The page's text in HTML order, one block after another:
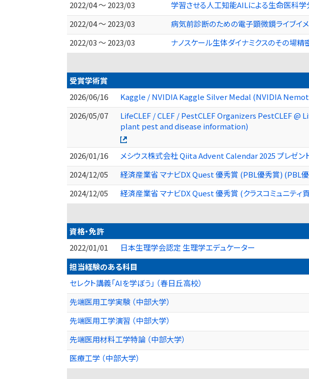
2022/04 ～ 2023/03
学習させる人工知能AILによる生命医科
2022/04 ～ 2023/03
病気前診断のための電子顕微鏡ライブイ
2022/03 ～ 2023/03
ナノスケール生体ダイナミクスのその場
受賞学術賞
2026/06/16
Kaggle / NVIDIA Kaggle Silver Medal (NVIDIA
2026/05/07
LifeCLEF / CLEF / PestCLEF Organizers PestCLEF
plant pest and disease information)
2026/01/16
メシウス株式会社 Qiita Advent Calendar 2025 プレゼント
2024/12/05
経済産業省 マナビDX Quest 優秀賞 (PBL優秀賞) (PBL
2024/12/05
経済産業省 マナビDX Quest 優秀賞 (クラスコミュニティ
資格・免許
2022/01/01
日本生理学会認定 生理学エデュケーター
担当経験のある科目
セレクト講義「AIを学ぼう」 （春日丘高校）
先端医用工学実験 （中部大学）
先端医用工学演習 （中部大学）
先端医用材料工学特論 （中部大学）
医療工学 （中部大学）